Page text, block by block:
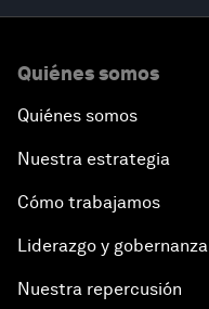
Quiénes somos
Quiénes somos
Nuestra estrategia
Cómo trabajamos
Liderazgo y gobernanza
Nuestra repercusión